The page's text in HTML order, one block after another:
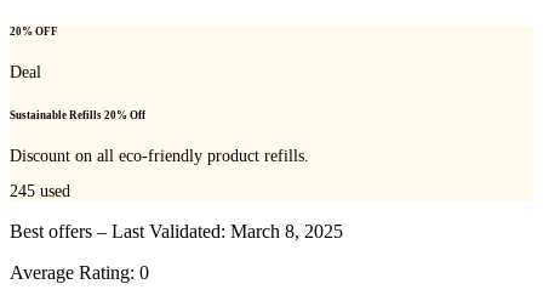
20% OFF
Deal
Sustainable Refills 20% Off
Discount on all eco-friendly product refills.
245 used
Best offers – Last Validated: March 8, 2025
Average Rating: 0